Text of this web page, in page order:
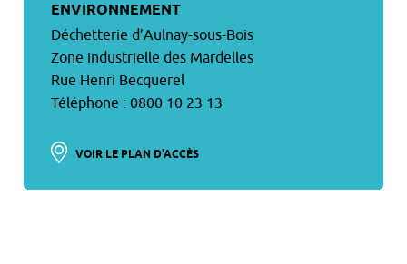
ENVIRONNEMENT
Déchetterie d’Aulnay-sous-Bois
Zone industrielle des Mardelles
Rue Henri Becquerel
Téléphone : 0800 10 23 13
VOIR LE PLAN D'ACCÈS